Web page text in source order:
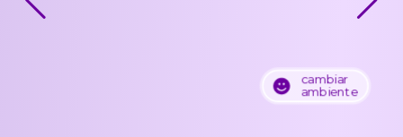
cambiar
ambiente